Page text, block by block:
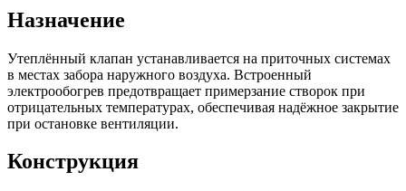
Назначение
Утеплённый клапан устанавливается на приточных системах
в местах забора наружного воздуха. Встроенный
электрообогрев предотвращает примерзание створок при
отрицательных температурах, обеспечивая надёжное закрытие
при остановке вентиляции.
Конструкция